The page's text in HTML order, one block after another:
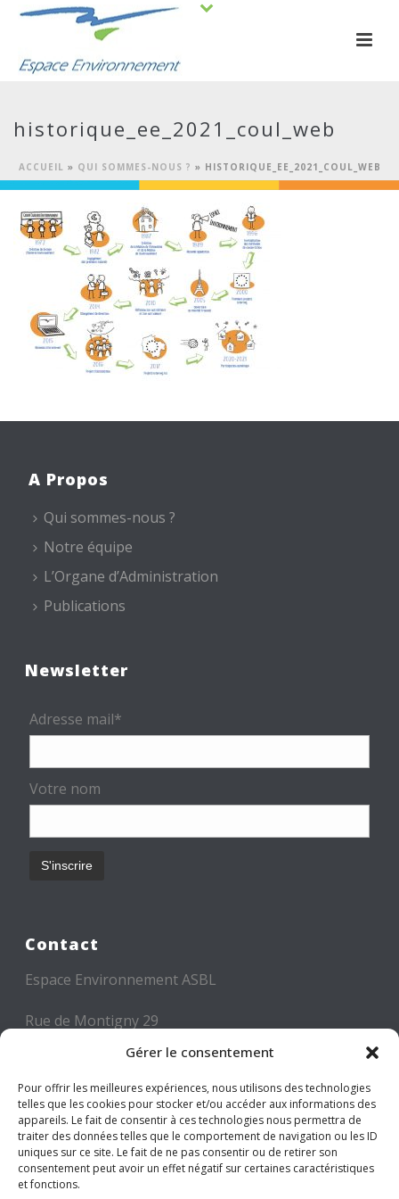
Gérer le consentement
Pour offrir les meilleures expériences, nous utilisons des technologies
telles que les cookies pour stocker et/ou accéder aux informations des
appareils. Le fait de consentir à ces technologies nous permettra de
traiter des données telles que le comportement de navigation ou les ID
uniques sur ce site. Le fait de ne pas consentir ou de retirer son
consentement peut avoir un effet négatif sur certaines caractéristiques
et fonctions.
historique_ee_2021_coul_web
ACCUEIL » QUI SOMMES-NOUS ? » HISTORIQUE_EE_2021_COUL_WEB
A Propos
Qui sommes-nous ?
Notre équipe
L’Organe d’Administration
Publications
Newsletter
Adresse mail*
Votre nom
Contact
Espace Environnement ASBL
Rue de Montigny 29
6000 CHARLEROI
Tél: +32 71 300 300
Mail: info@espace-environnement.be
TVA BE 0416.116.340